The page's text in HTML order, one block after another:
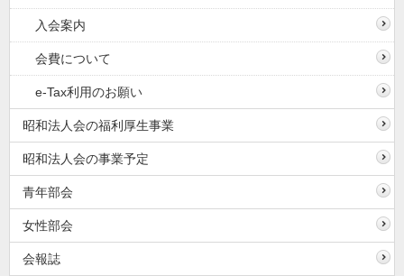
入会案内
会費について
e-Tax利用のお願い
昭和法人会の福利厚生事業
昭和法人会の事業予定
青年部会
女性部会
会報誌